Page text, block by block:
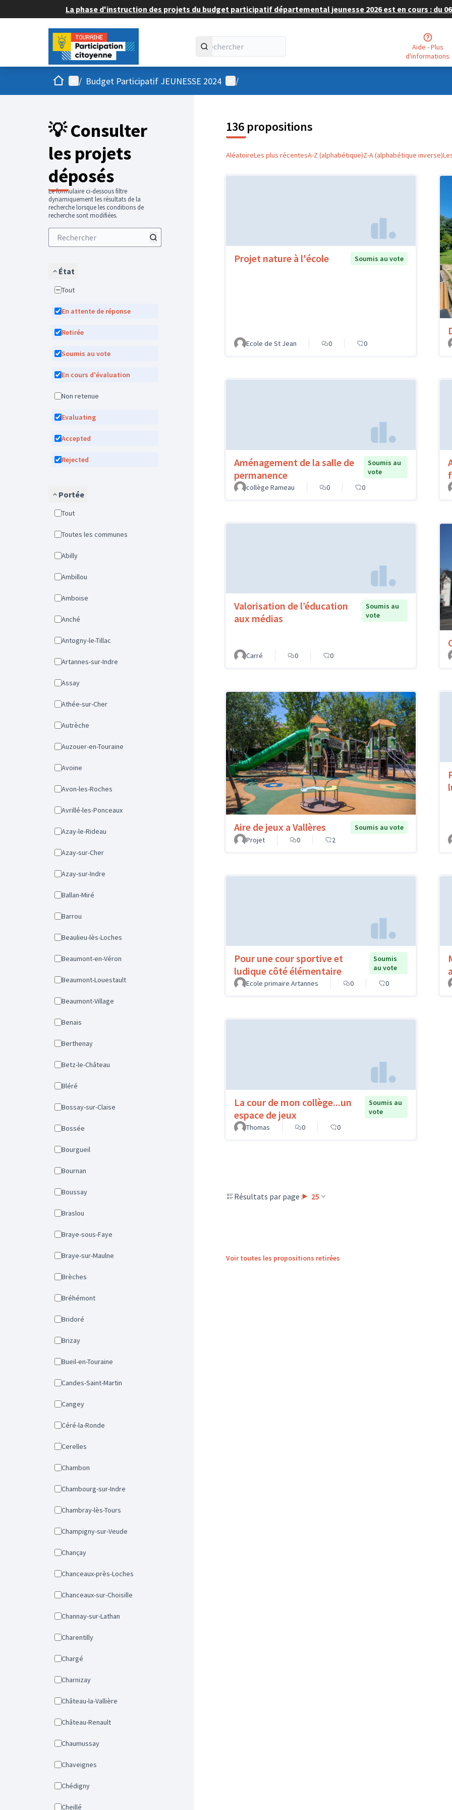
La phase d'instruction des projets du budget participatif départemental jeunesse 2026 est en cours : du
Aide - Plus
d'informations
AccueilMenu principal
/ Budget Participatif JEUNESSE 2024 Menu utilisateur
/
💡 Consulter
les projets
déposés
Le formulaire ci-dessous filtre
dynamiquement les résultats de la
recherche lorsque les conditions de
recherche sont modifiées.
État
Tout
En attente de réponse
Retirée
Soumis au vote
En cours d'évaluation
Non retenue
Evaluating
Accepted
Rejected
Portée
Tout
Toutes les communes
Abilly
Ambillou
Amboise
Anché
Antogny-le-Tillac
Artannes-sur-Indre
Assay
Athée-sur-Cher
Autrèche
Auzouer-en-Touraine
Avoine
Avon-les-Roches
Avrillé-les-Ponceaux
Azay-le-Rideau
Azay-sur-Cher
Azay-sur-Indre
Ballan-Miré
Barrou
Beaulieu-lès-Loches
Beaumont-en-Véron
Beaumont-Louestault
Beaumont-Village
Benais
Berthenay
Betz-le-Château
Bléré
Bossay-sur-Claise
Bossée
Bourgueil
Bournan
Boussay
Braslou
Braye-sous-Faye
Braye-sur-Maulne
Brèches
Bréhémont
Bridoré
Brizay
Bueil-en-Touraine
Candes-Saint-Martin
Cangey
Céré-la-Ronde
Cerelles
Chambon
Chambourg-sur-Indre
Chambray-lès-Tours
Champigny-sur-Veude
Chançay
Chanceaux-près-Loches
Chanceaux-sur-Choisille
Channay-sur-Lathan
Charentilly
Chargé
Charnizay
Château-la-Vallière
Château-Renault
Chaumussay
Chaveignes
Chédigny
Cheillé
136 propositions
AléatoireLes plus récentesA-Z (alphabétique)Z-A (alphabétique inverse)
Projet nature à l'école Soumis au vote
Ecole de St Jean 0 0
Aménagement de la salle de
permanence
Soumis au
vote
collège Rameau
0 0
Valorisation de l’éducation
aux médias
Soumis au
vote
Carré 0 0
Aire de jeux a Vallères
Soumis au vote
Projet
0 2
Pour une cour sportive et
ludique côté élémentaire
Soumis
au vote
Ecole primaire Artannes
0 0
La cour de mon collège...un
espace de jeux
Soumis au
vote
Thomas
0 0
Résultats par page : 25
Voir toutes les propositions retirées